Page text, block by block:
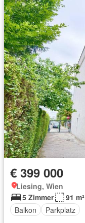
€ 399 000
Liesing, Wien
5 Zimmer
91 m²
Balkon
Parkplatz